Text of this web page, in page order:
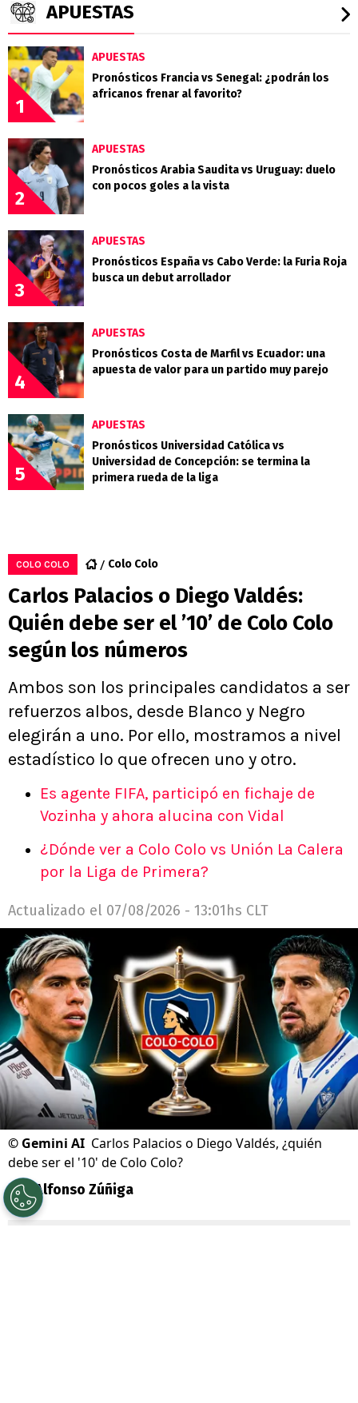
APUESTAS
1
APUESTAS
Pronósticos Francia vs Senegal: ¿podrán los
africanos frenar al favorito?
2
APUESTAS
Pronósticos Arabia Saudita vs Uruguay: duelo
con pocos goles a la vista
3
APUESTAS
Pronósticos España vs Cabo Verde: la Furia Roja
busca un debut arrollador
4
APUESTAS
Pronósticos Costa de Marfil vs Ecuador: una
apuesta de valor para un partido muy parejo
5
APUESTAS
Pronósticos Universidad Católica vs
Universidad de Concepción: se termina la
primera rueda de la liga
COLO COLO Colo Colo
Carlos Palacios o Diego Valdés:
Quién debe ser el ’10’ de Colo Colo
según los números
Ambos son los principales candidatos a ser
refuerzos albos, desde Blanco y Negro
elegirán a uno. Por ello, mostramos a nivel
estadístico lo que ofrecen uno y otro.
Es agente FIFA, participó en fichaje de
Vozinha y ahora alucina con Vidal
¿Dónde ver a Colo Colo vs Unión La Calera
por la Liga de Primera?
Actualizado el 07/08/2026 - 13:01hs CLT
© Gemini AI Carlos Palacios o Diego Valdés, ¿quién
debe ser el '10' de Colo Colo?
Por Alfonso Zúñiga